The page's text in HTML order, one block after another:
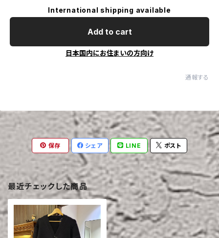
International shipping available
Add to cart
日本国内にお住まいの方向け
通報する
保存 シェア LINE ポスト
最近チェックした商品